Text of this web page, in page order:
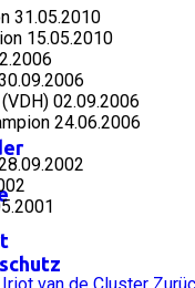
31.05.2010
15.05.2010
02.09.2006
24.06.2006